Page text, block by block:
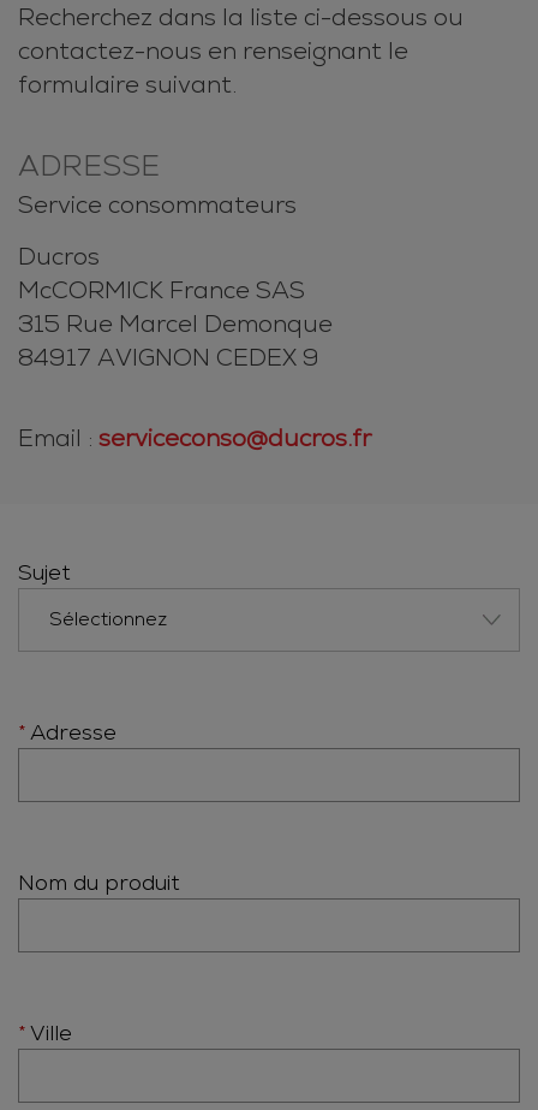
Recherchez dans la liste ci-dessous ou
contactez-nous en renseignant le
formulaire suivant.
ADRESSE
Service consommateurs
Ducros
McCORMICK France SAS
315 Rue Marcel Demonque
84917 AVIGNON CEDEX 9
Email : serviceconso@ducros.fr
Sujet
Adresse
Nom du produit
Ville